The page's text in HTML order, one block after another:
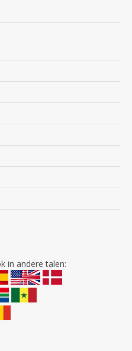
in andere talen: